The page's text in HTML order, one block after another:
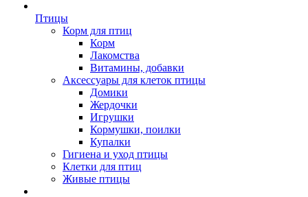
Птицы
Корм для птиц
Корм
Лакомства
Витамины, добавки
Аксессуары для клеток птицы
Домики
Жердочки
Игрушки
Кормушки, поилки
Купалки
Гигиена и уход птицы
Клетки для птиц
Живые птицы